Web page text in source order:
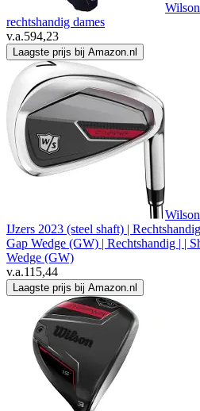
rechtshandig dames
v.a.594,23
Laagste prijs bij Amazon.nl
IJzers 2023 (steel shaft) |
Gap Wedge (GW) | Rechtshandig | |
Wedge (GW)
v.a.115,44
Laagste prijs bij Amazon.nl